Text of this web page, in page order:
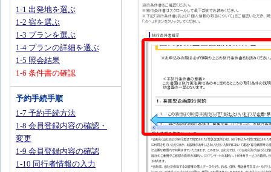
1-1 出発地を選ぶ
1-2 宿を選ぶ
1-3 プランを選ぶ
1-4 プランの詳細を選ぶ
1-5 照会結果
1-6 条件書の確認
予約手続手順
1-7 予約手続方法
1-8 会員登録内容の確認・
変更
1-9 会員登録内容の確認
1-10 同行者情報の入力